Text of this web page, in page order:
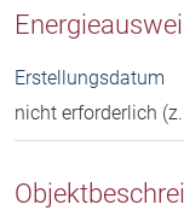
Erstellungsdatum
nicht erforderlich